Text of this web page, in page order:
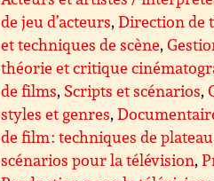
de jeu d’acteurs,Direction de
et techniques de scène,
théorie et critique
de films, Scripts et scénarios,
styles et genres,
de film : techniques de
scénarios pour la télévision,